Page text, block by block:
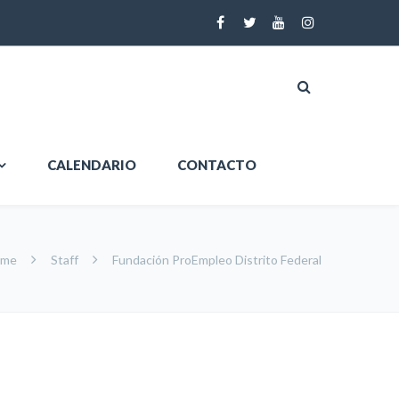
CALENDARIO CONTACTO
Staff Fundación ProEmpleo Distrito Federal